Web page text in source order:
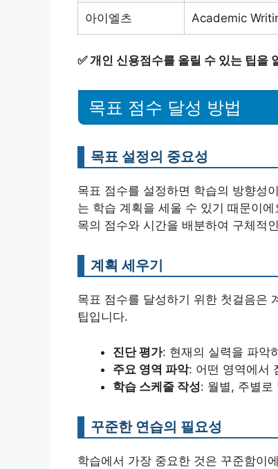
아이엘츠 Academic
✅개인 신용점수를 올릴 수 있는 팁을
목표 점수 달성 방법
목표 설정의 중요성
목표 점수를 설정하면 학습의 방향성
는 학습 계획을 세울 수 있기 때문이
목의 점수와 시간을 배분하여 구체적
계획 세우기
목표 점수를 달성하기 위한 첫걸음은
팁입니다.
진단 평가: 현재의 실력을 파악
주요 영역 파악: 어떤 영역에서
학습 스케줄 작성: 월별, 주별로
꾸준한 연습의 필요성
학습에서 가장 중요한 것은 꾸준함이